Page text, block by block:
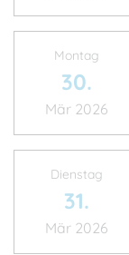
Montag
30.
Mär 2026
Dienstag
31.
Mär 2026